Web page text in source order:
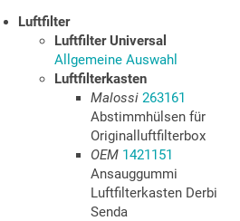
Luftfilter
Luftfilter Universal
Allgemeine Auswahl
Luftfilterkasten
Malossi 263161
Abstimmhülsen für
Originalluftfilterbox
OEM 1421151
Ansauggummi
Luftfilterkasten Derbi
Senda